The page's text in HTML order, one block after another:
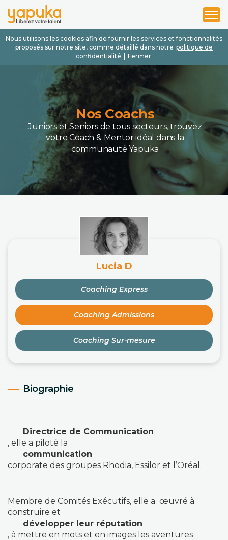
Nous utilisons les cookies afin de fournir les services et fonctionnalités
proposés sur notre site, comme détaillé dans notre politique de
confidentialité
Fermer
1
2
3
Nos Coachs
Juniors et Seniors de tous secteurs, trouvez
votre Coach & Mentor idéal dans la
communauté Yapuka
Lucia D
Coaching Express
Coaching Admissions
Coaching Sur-mesure
Biographie
Directrice de Communication
, elle a piloté la
communication
corporate des groupes Rhodia, Essilor et l’Oréal.
Membre de Comités Exécutifs, elle a œuvré à
construire et
développer leur réputation
, à mettre en mots et en images les aventures